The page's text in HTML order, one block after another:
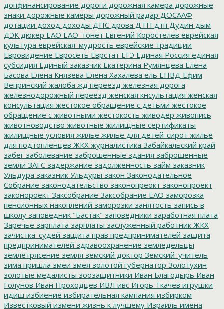
допфинансирование дороги дорожная камера дорожные
знаки дорожные камеры дорожный радар ДОСААФ
дотации доход доходы ДПС дрова ДТП дтп Дудин дым
ДЭК дюкер ЕАО ЕАО_тонет Евгений Коростелев еврейская
культура еврейская_мудрость еврейские традиции
Евровидение Евросеть Еврстат ЕГЭ Единая Россия единая
субсидия Единый заказчик Екатерина Румянцева Елена
Басова Елена Князева Елена Хахалева ель ЕНВД Ефим
Вепринский жалоба жд переезд железная дорога
железнодорожный переезд женская кнсультация женская
консультация жестокое обращение с детьми жестокое
обращение с животными жестокость живодер живопись
животноводство животные жилищные сертификаты
жилищные условия жилье жилье для детей-сирот жильё
для подтопленцев ЖКХ журналистика Забайкальский край
забег заболевание заброшенные здания заброшенные
земли ЗАГС задержание задолженность займ заказник
Ульдура заказник Ульдуры закон Законодательное
Собрание законодательство законопреокт законопроект
законороект Заксобрание Заксобрание ЕАО заморозка
пенсионных накоплений заморозки занятость запись в
школу заповедник "Бастак" заповедники заработная плата
Заречье зарплата зарплаты заслуженный работник ЖКХ
зачистка_судей защита прав предпринимателей защита
предпринимателей здравоохранение земледельцы
землетрясение земля земский доктор Земский_учитель
зима пришла змеи змея золотой губернатор Золотухин
золотые медалисты зоозащитники Иван Благодырь Иван
Голунов Иван Проходцев ИВЛ ивс Игорь Ткачев игрушки
идиш избиение избирательная кампания избирком
Известковый измени жизнь к лучшему Израиль имена